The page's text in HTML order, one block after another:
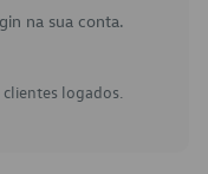
na sua conta.
logados.